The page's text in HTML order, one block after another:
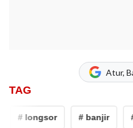
Atur,
TAG
# longsor # banjir